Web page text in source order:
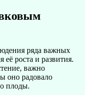
ряда важных
роста и развития.
важно
оно радовало
плоды.